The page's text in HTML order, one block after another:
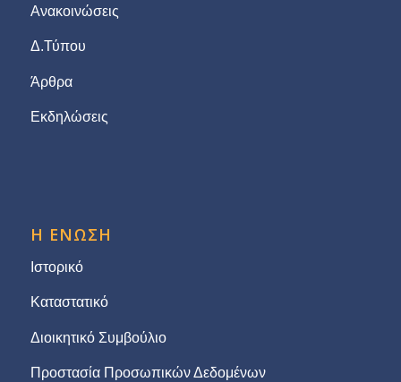
Ανακοινώσεις
Δ.Τύπου
Άρθρα
Εκδηλώσεις
Η ΕΝΩΣΗ
Ιστορικό
Καταστατικό
Διοικητικό Συμβούλιο
Προστασία Προσωπικών Δεδομένων